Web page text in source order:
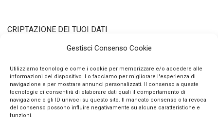
Gestisci Consenso Cookie
Utilizziamo tecnologie come i cookie per memorizzare e/o accedere alle
informazioni del dispositivo. Lo facciamo per migliorare l'esperienza di
navigazione e per mostrare annunci personalizzati. Il consenso a queste
tecnologie ci consentirà di elaborare dati quali il comportamento di
navigazione o gli ID univoci su questo sito. Il mancato consenso o la revoca
del consenso possono influire negativamente su alcune caratteristiche e
funzioni.
CRIPTAZIONE DEI TUOI DATI
chiave pubblica a 2048 bits e algoritmo di hashing sha256.
Questo vuol dire che nessuno può intercettare e decifrare i tuoi
dati qui, qualunque essi siano.